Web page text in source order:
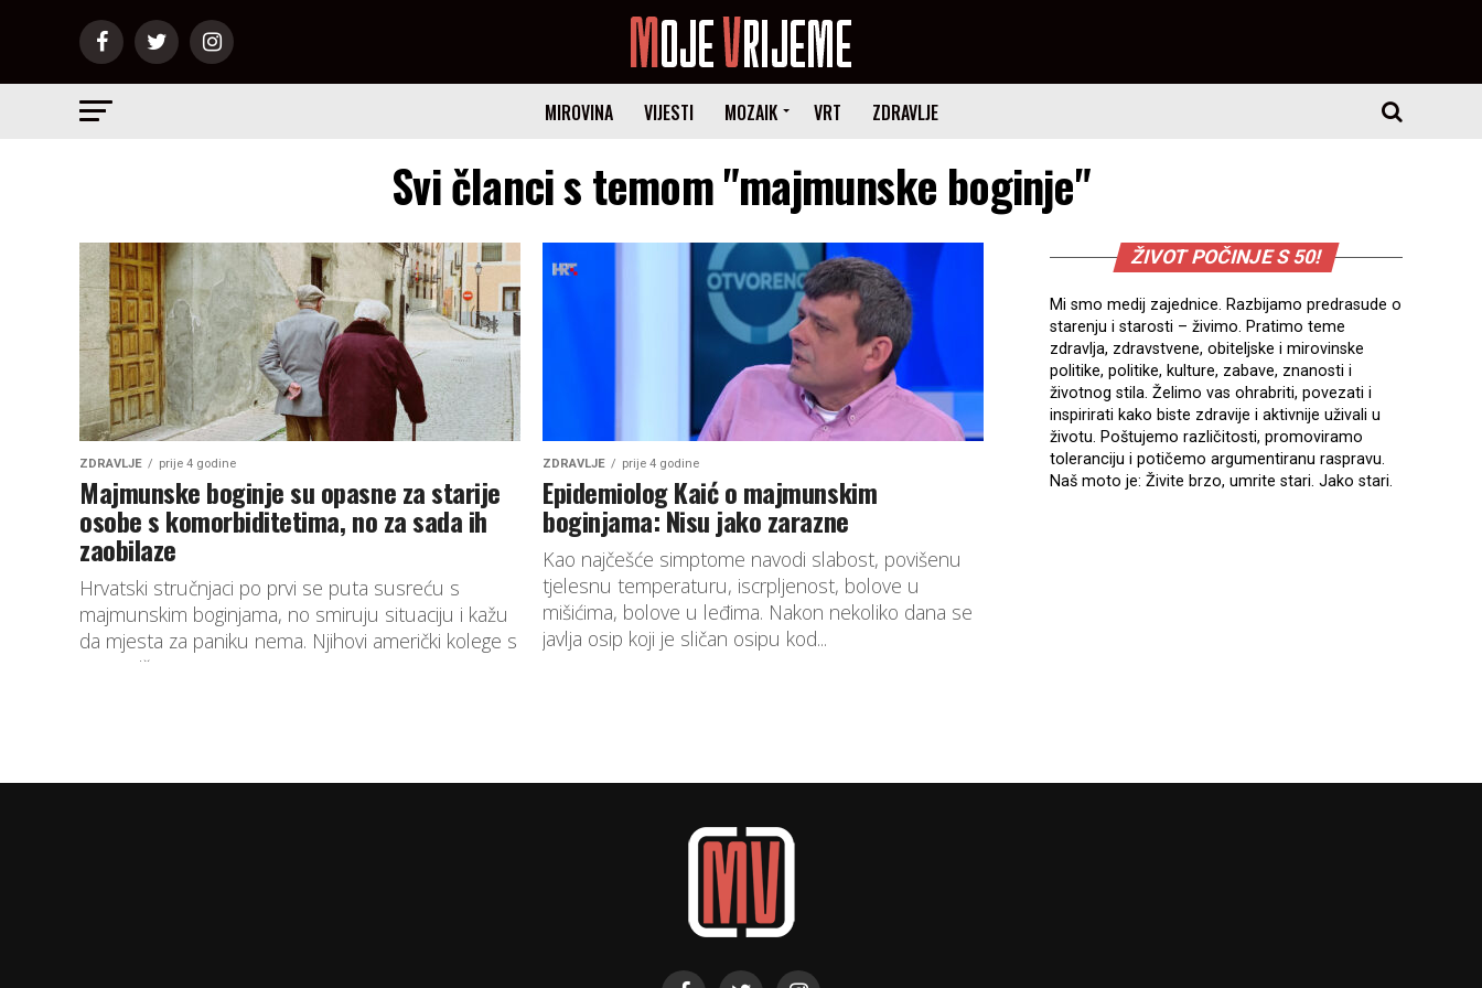
MIROVINA VIJESTI MOZAIK VRT ZDRAVLJE
Svi članci s temom "majmunske boginje"
ZDRAVLJE prije 4 godine
Majmunske boginje su opasne za starije
osobe s komorbiditetima, no za sada ih
zaobilaze
Hrvatski stručnjaci po prvi se puta susreću s
majmunskim boginjama, no smiruju situaciju i kažu
da mjesta za paniku nema. Njihovi američki kolege s
puno više...
ZDRAVLJE prije 4 godine
Epidemiolog Kaić o majmunskim
boginjama: Nisu jako zarazne
Kao najčešće simptome navodi slabost, povišenu
tjelesnu temperaturu, iscrpljenost, bolove u
mišićima, bolove u leđima. Nakon nekoliko dana se
javlja osip koji je sličan osipu kod...
ŽIVOT POČINJE S 50!
Mi smo medij zajednice. Razbijamo predrasude o
starenju i starosti – živimo. Pratimo teme
zdravlja, zdravstvene, obiteljske i mirovinske
politike, politike, kulture, zabave, znanosti i
životnog stila. Želimo vas ohrabriti, povezati i
inspirirati kako biste zdravije i aktivnije uživali u
životu. Poštujemo različitosti, promoviramo
toleranciju i potičemo argumentiranu raspravu.
Naš moto je: Živite brzo, umrite stari. Jako stari.